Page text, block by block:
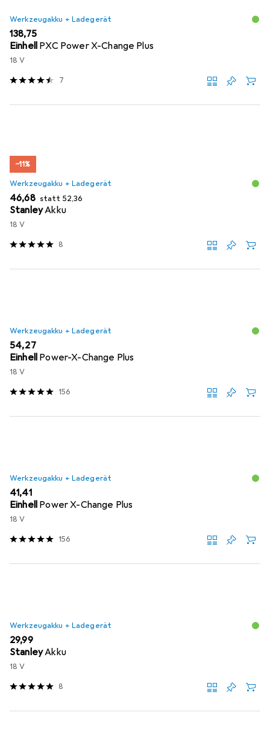
Werkzeugakku + Ladegerät
EUR
138,75
Einhell PXC Power X-Change Plus
18 V
7
−11%
Werkzeugakku + Ladegerät
EUR
46,68 statt EUR
52,36
StanleyAkku
18 V
8
Werkzeugakku + Ladegerät
EUR
54,27
Einhell Power-X-Change Plus
18 V
156
Werkzeugakku + Ladegerät
EUR
41,41
Einhell Power X-Change Plus
18 V
156
Werkzeugakku + Ladegerät
EUR
29,99
StanleyAkku
18 V
8